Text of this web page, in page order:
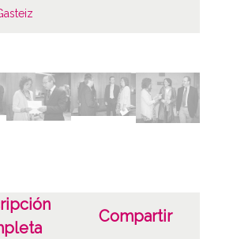
SA 4.0
Compartir